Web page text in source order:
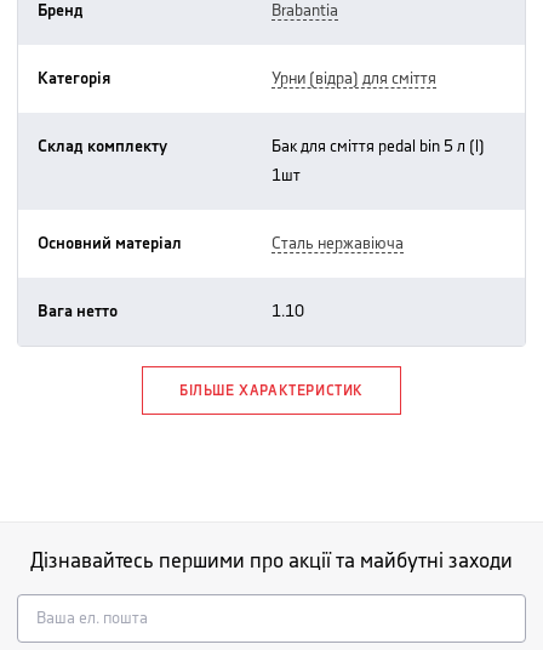
Бренд brabantia
Категорія урни (відра) для сміття
Склад комплекту
бак для сміття pedal bin 5 л (l)
1шт
Основний матеріал сталь нержавіюча
Вага нетто 1.10
БІЛЬШЕ ХАРАКТЕРИСТИК
Дізнавайтесь першими про акції та майбутні заходи